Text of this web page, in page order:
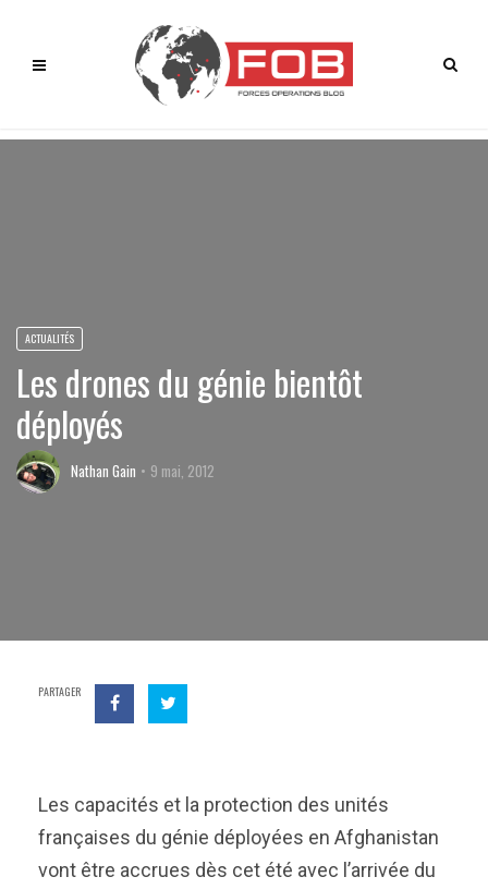
ACTUALITÉS
Les drones du génie bientôt
déployés
Nathan Gain 9 mai, 2012
PARTAGER
Les capacités et la protection des unités
françaises du génie déployées en Afghanistan
vont être accrues dès cet été avec l’arrivée du